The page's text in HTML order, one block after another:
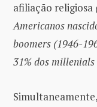
afiliação religiosa
Americanos
boomers (1946-
31% dos